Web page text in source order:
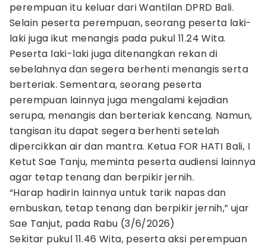
perempuan itu keluar dari Wantilan DPRD Bali.
Selain peserta perempuan, seorang peserta laki-
laki juga ikut menangis pada pukul 11.24 Wita.
Peserta laki-laki juga ditenangkan rekan di
sebelahnya dan segera berhenti menangis serta
berteriak. Sementara, seorang peserta
perempuan lainnya juga mengalami kejadian
serupa, menangis dan berteriak kencang. Namun,
tangisan itu dapat segera berhenti setelah
dipercikkan air dan mantra. Ketua FOR HATI Bali, I
Ketut Sae Tanju, meminta peserta audiensi lainnya
agar tetap tenang dan berpikir jernih.
“Harap hadirin lainnya untuk tarik napas dan
embuskan, tetap tenang dan berpikir jernih,” ujar
Sae Tanjut, pada Rabu (3/6/2026)
Sekitar pukul 11.46 Wita, peserta aksi perempuan